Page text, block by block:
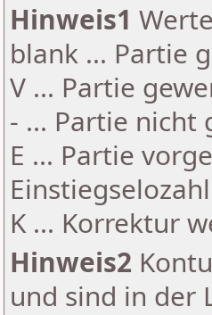
Hinweis1
blank ... Partie
V ... Partie
- ... Partie nicht
E ... Partie
K ... Korrektur
Hinweis2
und sind in der